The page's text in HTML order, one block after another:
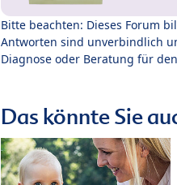
Bitte beachten: Dieses Forum
Antworten sind unverbindlich
Diagnose oder Beratung für
Das könnte Sie